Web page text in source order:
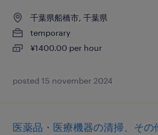
千葉県船橋市, 千葉県
temporary
¥1400.00 per hour
posted 15 november 2024
医薬品・医療機器の清掃、その